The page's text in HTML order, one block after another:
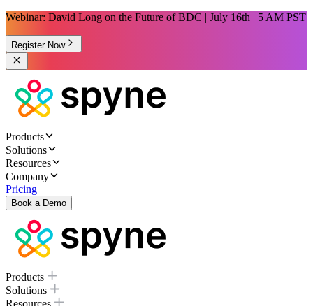
Webinar: David Long on the Future of BDC | July 16th | 5 AM PST
Register Now
Products
Solutions
Resources
Company
Pricing
Book a Demo
Products
Solutions
Resources